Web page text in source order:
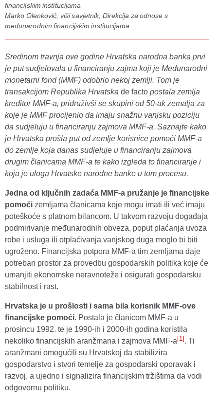
financijskim institucijama
Marko Olenković, viši savjetnik, Direkcija za odnose s
međunarodnim financijskim institucijama
Sredinom travnja ove godine Hrvatska narodna banka prvi
je put sudjelovala u financiranju zajma koji je Međunarodni
monetarni fond (MMF) odobrio nekoj zemlji. Tom je
transakcijom Republika Hrvatska de facto postala zemlja
kreditor MMF-a, pridruživši se skupini od 50-ak zemalja za
koje je MMF procijenio da imaju snažnu vanjsku poziciju
da sudjeluju u financiranju zajmova MMF-a. Saznajte kako
je Hrvatska prošla put od zemlje korisnice pomoći MMF-a
do zemlje koja danas sudjeluje u financiranju zajmova
drugim članicama MMF-a te kako izgleda to financiranje i
koja je uloga Hrvatske narodne banke u tom procesu.
Jedna od ključnih zadaća MMF-a pružanje je financijske
pomoći zemljama članicama koje mogu imati ili već imaju
poteškoće s platnom bilancom. U takvom razvoju događaja
podmirivanje međunarodnih obveza, poput plaćanja uvoza
robe i usluga ili otplaćivanja vanjskog duga moglo bi biti
ugroženo. Financijska potpora MMF-a tim zemljama daje
potreban prostor za provedbu gospodarskih politika koje će
umanjiti ekonomske neravnoteže i osigurati gospodarsku
stabilnost i rast.
Hrvatska je u prošlosti i sama bila korisnik MMF-ove
financijske pomoći. Postala je članicom MMF-a u
prosincu 1992. te je 1990-ih i 2000-ih godina koristila
nekoliko financijskih aranžmana i zajmova MMF-a[1]. Ti
aranžmani omogućili su Hrvatskoj da stabilizira
gospodarstvo i stvori temelje za gospodarski oporavak i
razvoj, a ujedno i signalizira financijskim tržištima da vodi
odgovornu politiku.